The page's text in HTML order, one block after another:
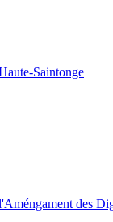
Saintonge
des